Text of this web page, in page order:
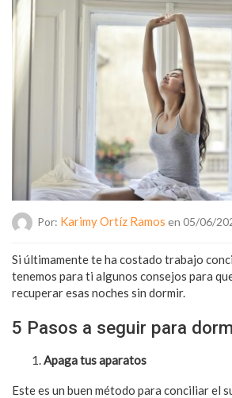
Por: Karimy Ortíz Ramos en 05/06/
Si últimamente te ha costado trabajo
tenemos para ti algunos consejos para
recuperar esas noches sin dormir.
5 Pasos a seguir para
Apaga tus aparatos
Este es un buen método para conciliar el